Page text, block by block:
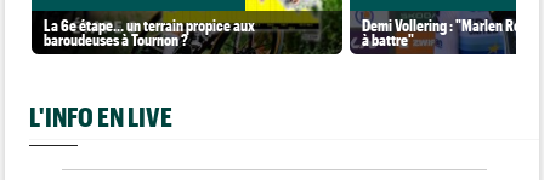
La 6e étape… un terrain propice aux
baroudeuses à Tournon ?
Demi Vollering : "Marlen
à battre"
L'INFO EN LIVE